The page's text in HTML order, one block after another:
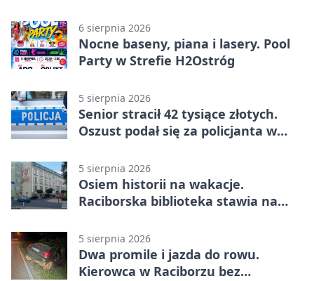
6 sierpnia 2026
Nocne baseny, piana i lasery. Pool
Party w Strefie H2Ostróg
5 sierpnia 2026
Senior stracił 42 tysiące złotych.
Oszust podał się za policjanta w
5 sierpnia 2026
Osiem historii na wakacje.
Raciborska biblioteka stawia na
5 sierpnia 2026
Dwa promile i jazda do rowu.
Kierowca w Raciborzu bez